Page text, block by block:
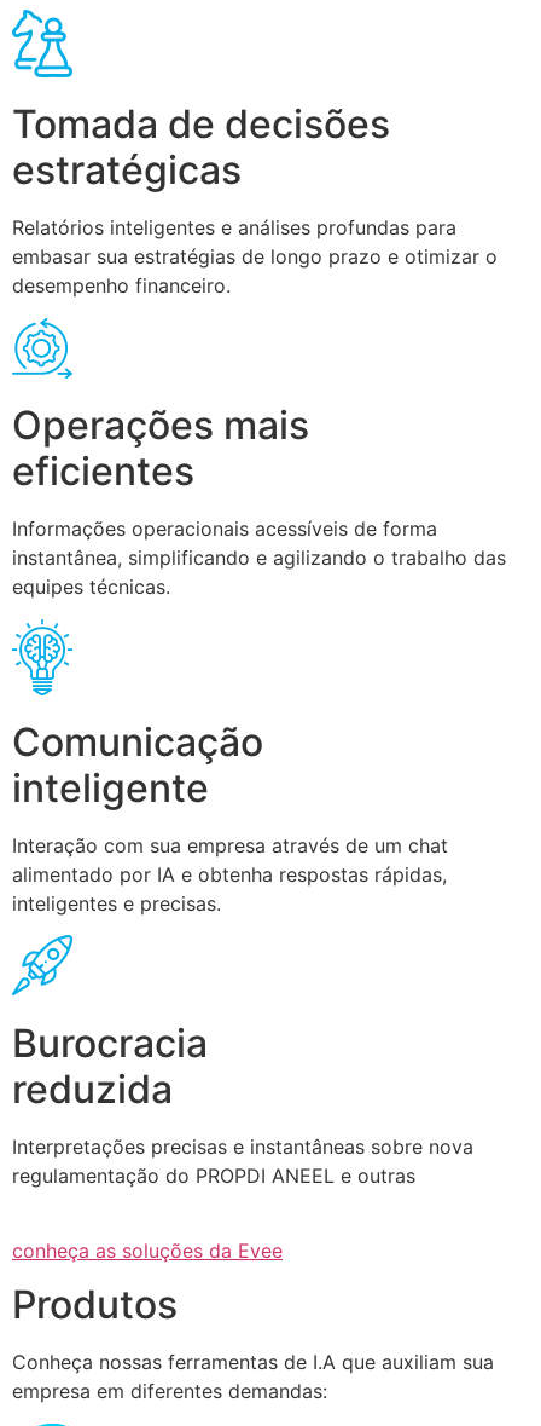
Tomada de decisões
estratégicas
Relatórios inteligentes e análises profundas para
embasar sua estratégias de longo prazo e otimizar o
desempenho financeiro.
Operações mais
eficientes
Informações operacionais acessíveis de forma
instantânea, simplificando e agilizando o trabalho das
equipes técnicas.
Comunicação
inteligente
Interação com sua empresa através de um chat
alimentado por IA e obtenha respostas rápidas,
inteligentes e precisas.
Burocracia
reduzida
Interpretações precisas e instantâneas sobre nova
regulamentação do PROPDI ANEEL e outras
conheça as soluções da Evee
Produtos
Conheça nossas ferramentas de I.A que auxiliam sua
empresa em diferentes demandas: